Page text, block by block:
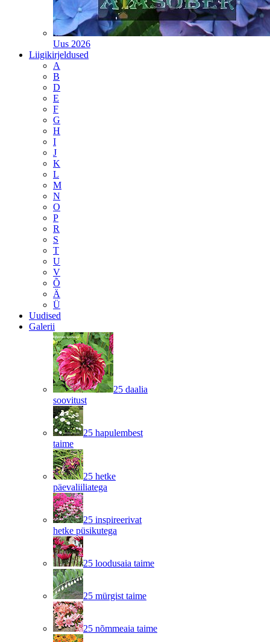
Uus 2026
Liigikirjeldused
A
B
D
E
F
G
H
I
J
K
L
M
N
O
P
R
S
T
U
V
Õ
Ä
Ü
Uudised
Galerii
25 daalia
soovitust
25 hapulembest
taime
25 hetke
päevaliiliatega
25 inspireerivat
hetke püsikutega
25 loodusaia taime
25 mürgist taime
25 nõmmeaia taime